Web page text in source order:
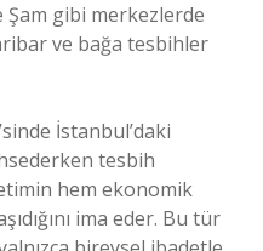
gibi merkezlerde
ve bağa tesbihler
İstanbul’daki
tesbih
hem ekonomik
ima eder. Bu tür